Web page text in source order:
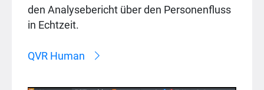
den Analysebericht über den Personenfluss
in Echtzeit.
QVR Human